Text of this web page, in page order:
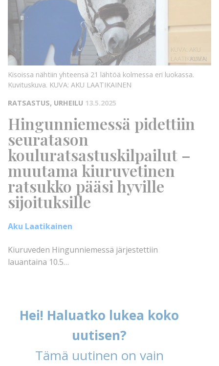
KUVA:
LAATIKAINEN
Kisoissa nähtiin yhteensä 21 lähtöä kolmessa eri luokassa.
Kuvituskuva. KUVA: AKU LAATIKAINEN
RATSASTUS, URHEILU 13.5.2025
Hingunniemessä pidettiin
seuratason
kouluratsastuskilpailut –
muutama kiuruvetinen
ratsukko pääsi hyville
sijoituksille
Aku Laatikainen
Kiuruveden Hingunniemessä järjestettiin
lauantaina 10.5…
Hei! Haluatko lukea koko
uutisen?
Tämä uutinen on vain